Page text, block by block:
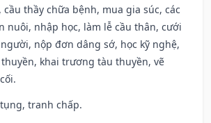
thầy chữa bệnh, mua gia súc, các
nuôi, nhập học, làm lễ cầu thân, cưới
nộp đơn dâng sớ, học kỹ nghệ,
khai trương tàu thuyền, vẽ
tranh chấp.